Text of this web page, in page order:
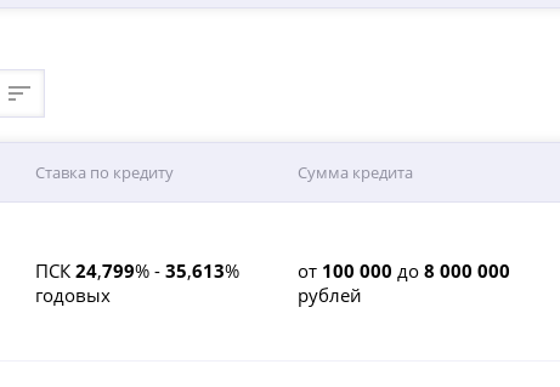
Ставка по кредиту Сумма кредита
ПСК 24,799% - 35,613%
годовых
от 100 000 до8 000 000
рублей